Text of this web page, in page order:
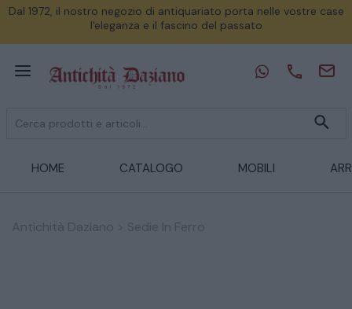
Dal 1972, il nostro negozio di antiquariato porta nelle vostre case
l'eleganza e il fascino del passato
HOME CATALOGO MOBILI
Antichità Daziano Sedie In Ferro